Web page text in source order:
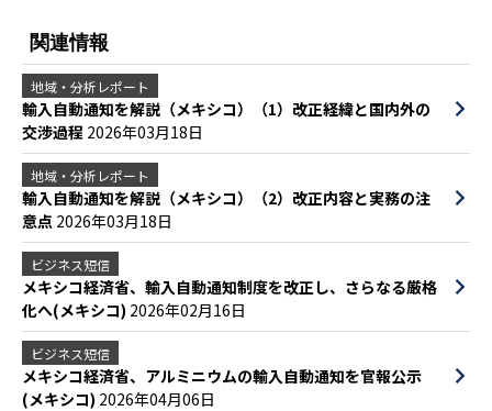
関連情報
地域・分析レポート
輸入自動通知を解説（メキシコ）（1）改正経緯と国内外の
交渉過程 2026年03月18日
地域・分析レポート
輸入自動通知を解説（メキシコ）（2）改正内容と実務の注
意点 2026年03月18日
ビジネス短信
メキシコ経済省、輸入自動通知制度を改正し、さらなる厳格
化へ(メキシコ) 2026年02月16日
ビジネス短信
メキシコ経済省、アルミニウムの輸入自動通知を官報公示
(メキシコ) 2026年04月06日